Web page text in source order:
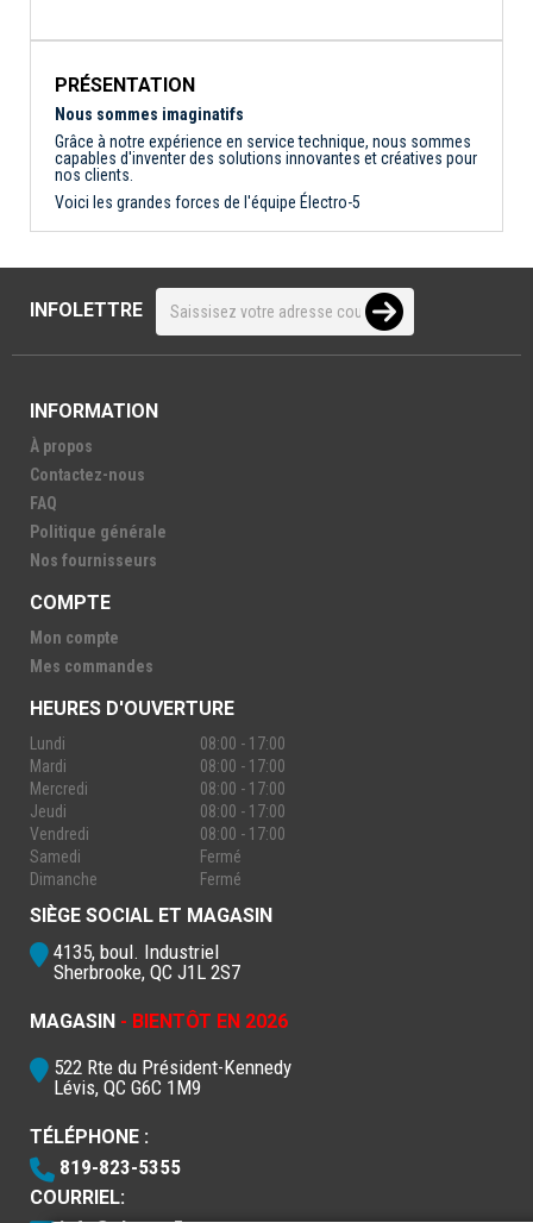
PRÉSENTATION
Nous sommes imaginatifs
Grâce à notre expérience en service technique, nous sommes
capables d'inventer des solutions innovantes et créatives pour
nos clients.
Voici les grandes forces de l'équipe Électro-5
INFOLETTRE
INFORMATION
À propos
Contactez-nous
FAQ
Politique générale
Nos fournisseurs
COMPTE
Mon compte
Mes commandes
HEURES D'OUVERTURE
Lundi
08:00 - 17:00
Mardi
08:00 - 17:00
Mercredi
08:00 - 17:00
Jeudi
08:00 - 17:00
Vendredi
08:00 - 17:00
Samedi
Fermé
Dimanche
Fermé
SIÈGE SOCIAL ET MAGASIN
4135, boul. Industriel
Sherbrooke, QC J1L 2S7
MAGASIN - BIENTÔT EN 2026
522 Rte du Président-Kennedy
Lévis, QC G6C 1M9
TÉLÉPHONE :
819-823-5355
COURRIEL: